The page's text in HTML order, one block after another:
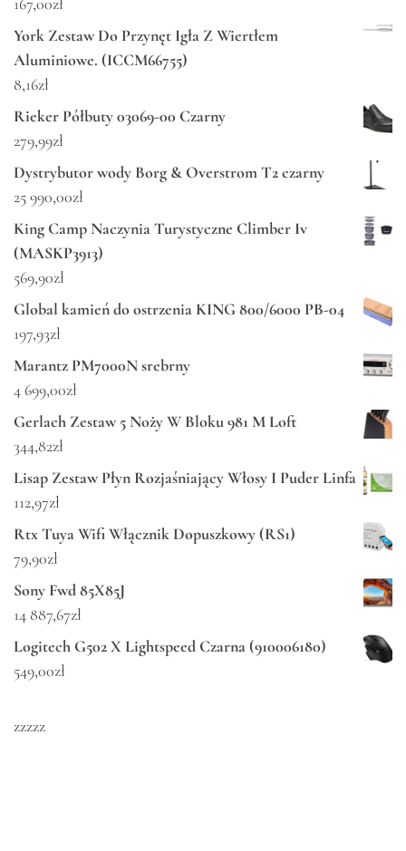
York Zestaw Do Przynęt Igła Z Wiertłem
Aluminiowe. (ICCM66755)
8,16zł
Rieker Półbuty 03069-00 Czarny
279,99zł
Dystrybutor wody Borg & Overstrom T2 czarny
25 990,00zł
King Camp Naczynia Turystyczne Climber Iv
(MASKP3913)
569,90zł
Global kamień do ostrzenia KING 800/6000 PB-04
197,93zł
Marantz PM7000N srebrny
4 699,00zł
Gerlach Zestaw 5 Noży W Bloku 981 M Loft
344,82zł
Lisap Zestaw Płyn Rozjaśniający Włosy I Puder Linfa
112,97zł
Rtx Tuya Wifi Włącznik Dopuszkowy (RS1)
79,90zł
Sony Fwd 85X85J
14 887,67zł
Logitech G502 X Lightspeed Czarna (910006180)
549,00zł
zzzzz